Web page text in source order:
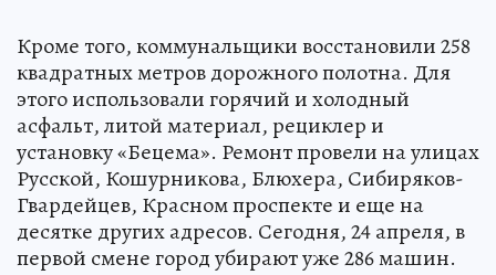
Кроме того, коммунальщики восстановили 258
квадратных метров дорожного полотна. Для
этого использовали горячий и холодный
асфальт, литой материал, рециклер и
установку «Бецема». Ремонт провели на улицах
Русской, Кошурникова, Блюхера, Сибиряков-
Гвардейцев, Красном проспекте и еще на
десятке других адресов. Сегодня, 24 апреля, в
первой смене город убирают уже 286 машин.